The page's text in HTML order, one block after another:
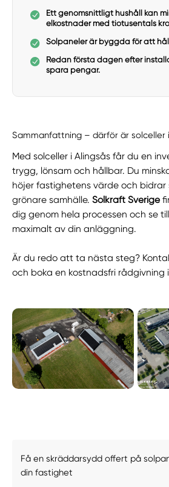
Ett genomsnittligt hushåll kan
elkostnader med tiotusentals
Solpaneler är byggda för att
Redan första dagen efter
spara pengar.
Sammanfattning – därför är solceller
Med solceller i Alingsås får du en
trygg, lönsam och hållbar. Du
höjer fastighetens värde och
grönare samhälle.Solkraft Sverige
dig genom hela processen och se
maximalt av din anläggning.
Är du redo att ta nästa steg?
och boka en kostnadsfri rådgivning
Få en skräddarsydd offert på
din fastighet